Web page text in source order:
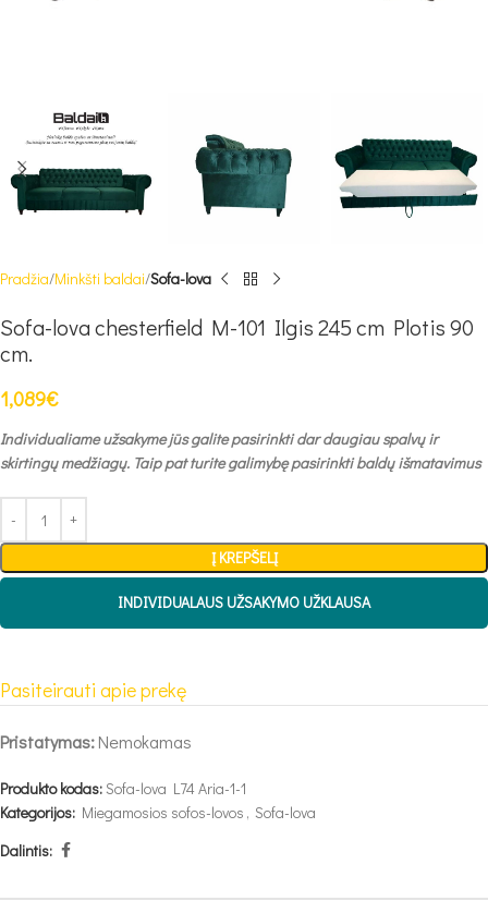
Pradžia Minkšti baldai Sofa-lova
Sofa-lova chesterfield M-101 Ilgis 245 cm Plotis 90
cm.
1,089€
Individualiame užsakyme jūs galite pasirinkti dar daugiau spalvų ir
skirtingų medžiagų. Taip pat turite galimybę pasirinkti baldų išmatavimus
Į KREPŠELĮ
INDIVIDUALAUS UŽSAKYMO UŽKLAUSA
Pasiteirauti apie prekę
Pristatymas:Nemokamas
Produkto kodas:Sofa-lova L74 Aria-1-1
Kategorijos: Miegamosios sofos-lovos , Sofa-lova
Dalintis: